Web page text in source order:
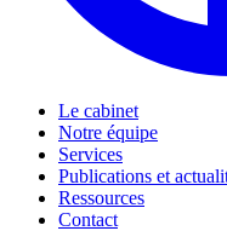
Le cabinet
Notre équipe
Services
Publications et
Ressources
Contact